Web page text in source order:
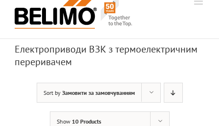
Електроприводи ВЗК з термоелектричним
переривачем
Sort by Замовити за замовчуванням
Show 10 Products